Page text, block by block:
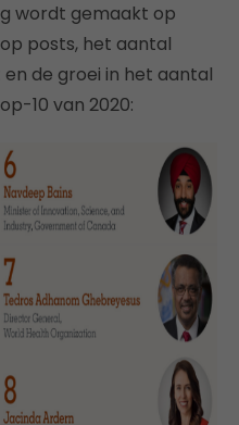
wordt gemaakt op
posts, het aantal
de groei in het aantal
10 van 2020: